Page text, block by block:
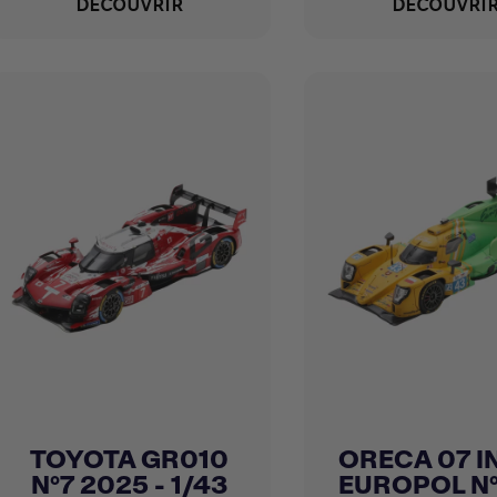
Achat express
TOYOTA GR010
N°7 2025 - 1/43
Achat express
ORECA 07
EUROPOL